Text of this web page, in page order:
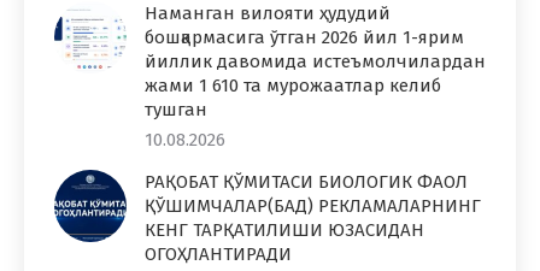
Наманган вилояти ҳудудий
бошқармасига ўтган 2026 йил 1-ярим
йиллик давомида истеъмолчилардан
жами 1 610 та мурожаатлар келиб
тушган
10.08.2026
РАҚОБАТ ҚЎМИТАСИ БИОЛОГИК ФАОЛ
ҚЎШИМЧАЛАР(БАД) РЕКЛАМАЛАРНИНГ
КЕНГ ТАРҚАТИЛИШИ ЮЗАСИДАН
ОГОҲЛАНТИРАДИ